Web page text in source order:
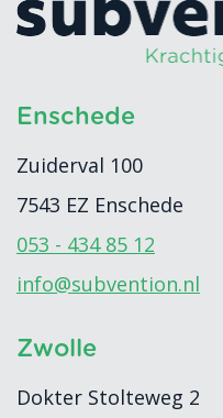
Enschede
Zuiderval 100
7543 EZ Enschede
053 - 434 85 12
info@subvention.nl
Zwolle
Dokter Stolteweg 2